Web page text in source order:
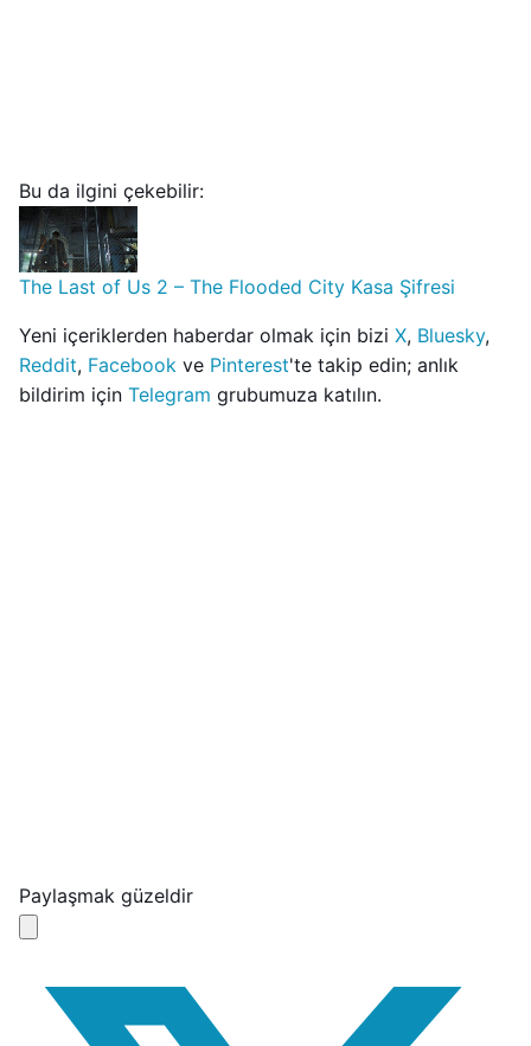
Bu da ilgini çekebilir:
The Last of Us 2 – The Flooded City Kasa Şifresi
Yeni içeriklerden haberdar olmak için bizi X, Bluesky,
Reddit, Facebook ve Pinterest'te takip edin; anlık
bildirim için Telegram grubumuza katılın.
Paylaşmak güzeldir